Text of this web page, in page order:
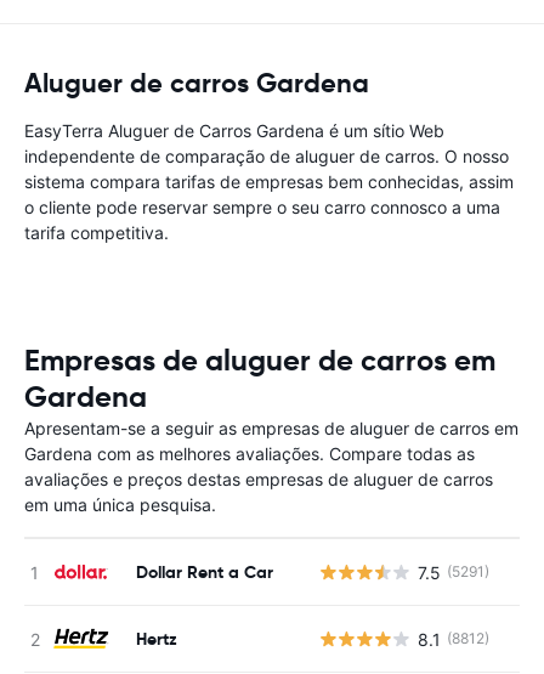
Aluguer de carros Gardena
EasyTerra Aluguer de Carros Gardena é um sítio Web
independente de comparação de aluguer de carros. O nosso
sistema compara tarifas de empresas bem conhecidas, assim
o cliente pode reservar sempre o seu carro connosco a uma
tarifa competitiva.
Empresas de aluguer de carros em
Gardena
Apresentam-se a seguir as empresas de aluguer de carros em
Gardena com as melhores avaliações. Compare todas as
avaliações e preços destas empresas de aluguer de carros
em uma única pesquisa.
Dollar Rent a Car 7.5 (5291)
Hertz 8.1 (8812)